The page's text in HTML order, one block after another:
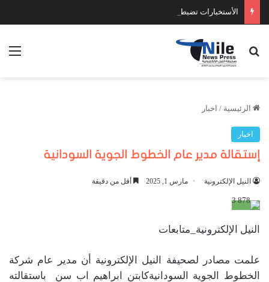
الأستخبارات تضبط عدد كبير من السلاح والمخدرات
بحث عن
الرئيسية / اخبار
اخبار
إستقالة مدير عام الخطوط الجوية السودانية
النيل الإلكترونية مارس 1, 2025 أقل من دقيقة
النيل الإلكترونية_متابعات
علمت مصادر لصحيفة النيل الإلكترونية أن مدير عام شركة
الخطوط الجوية السودانيةكابتن ابراهيم اب سن باستقالته